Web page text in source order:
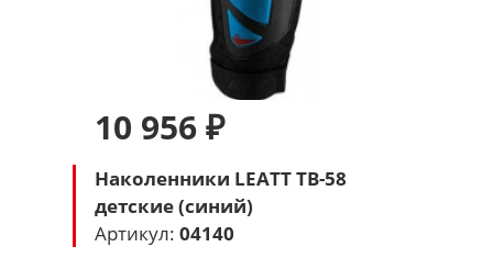
10 956 ₽
Наколенники LEATT TB-58
детские (синий)
Артикул: 04140